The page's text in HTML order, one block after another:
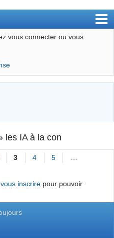
vous connecter ou vous
les IA à la con
3 4 5
…
vous inscrirepour pouvoir